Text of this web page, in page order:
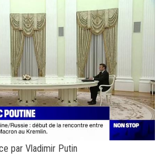
par Vladimir Putin